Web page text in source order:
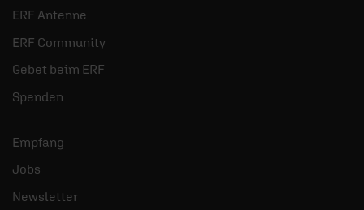
ERF Antenne
ERF Community
Gebet beim ERF
Spenden
Empfang
Jobs
Newsletter